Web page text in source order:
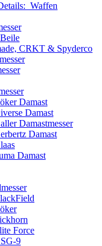
Waffen
CRKT & Spyderco
Damast
Damast
Damastmesser
Damast
Damast
Force
9